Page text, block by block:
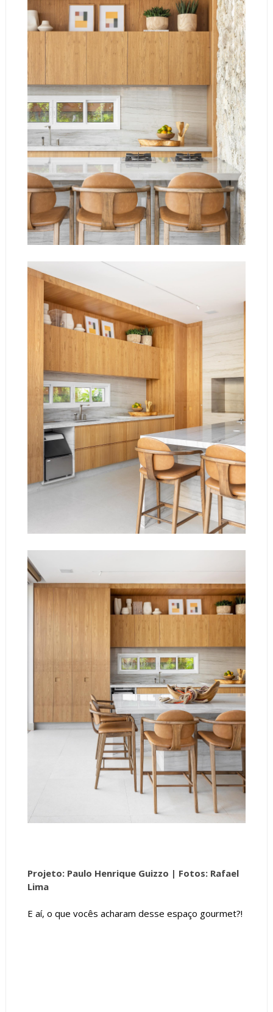
Projeto: Paulo Henrique Guizzo | Fotos: Rafael
Lima
E aí, o que vocês acharam desse espaço gourmet?!